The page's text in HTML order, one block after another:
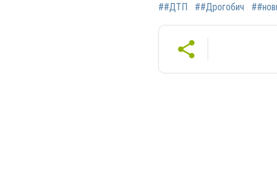
##ДТП ##Дрогобич